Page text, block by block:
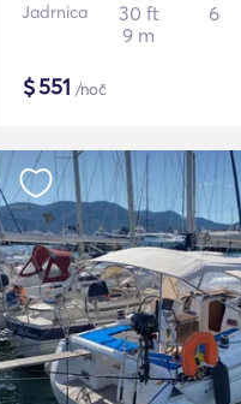
Jadrnica
30 ft
9 m
6
$551 /noč